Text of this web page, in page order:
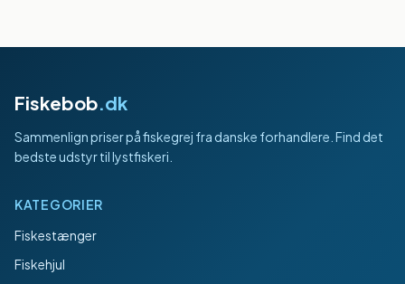
Fiskebob.dk
Sammenlign priser på fiskegrej fra danske forhandlere. Find det
bedste udstyr til lystfiskeri.
KATEGORIER
Fiskestænger
Fiskehjul